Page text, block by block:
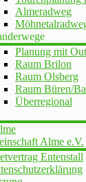
Almeradweg
Planung mit
Raum Brilon
Raum Olsberg
Raum Büren/
Überregional
Alme e.V.
Entenstall